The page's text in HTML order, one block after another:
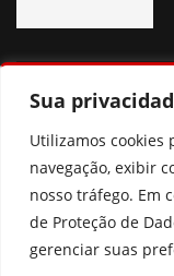
Sua
Utilizamos cookies
navegação, exibir
nosso tráfego. Em
de Proteção de
gerenciar suas
Pix Pensão: o que
sem cair nas fake
Ciclone bomba:
Brasil